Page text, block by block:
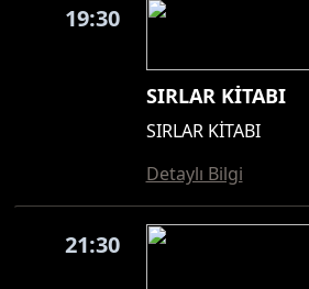
19:30
SIRLAR KİTABI
SIRLAR KİTABI
Detaylı Bilgi
21:30